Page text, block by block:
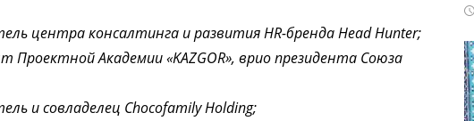
центра консалтинга и развития HR-бренда Head Hunter;
Проектной Академии «KAZGOR», врио президента Союза
и совладелец Chocofamily Holding;